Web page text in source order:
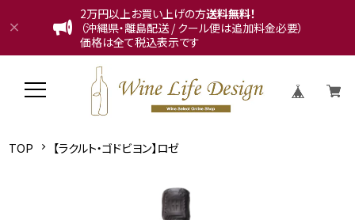
2万円以上お買い上げの方送料無料！
（沖縄県・離島配送 / クール便は追加料金必要）
価格は全て税込表示です
TOP 【ラクルト・ゴドビヨン】ロゼ